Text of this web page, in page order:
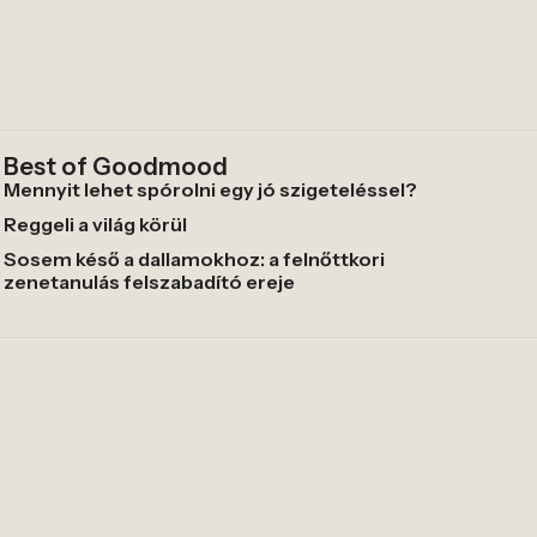
Best of Goodmood
Mennyit lehet spórolni egy jó szigeteléssel?
Reggeli a világ körül
Sosem késő a dallamokhoz: a felnőttkori
zenetanulás felszabadító ereje